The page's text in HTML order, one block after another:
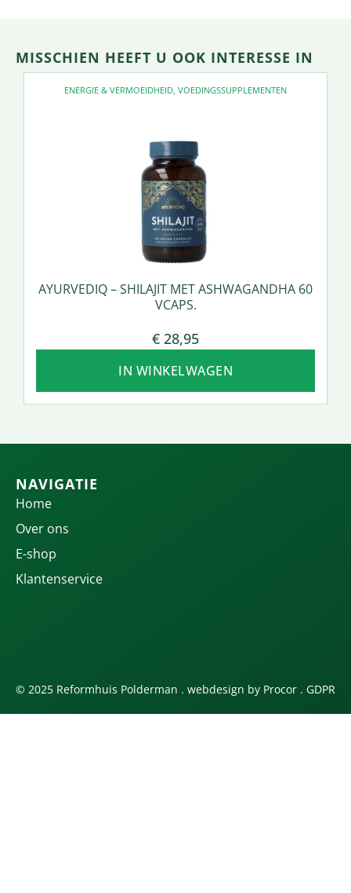
MISSCHIEN HEEFT U OOK INTERESSE IN
ENERGIE & VERMOEIDHEID VOEDINGSSUPPLEMENTEN
AYURVEDIQ – SHILAJIT MET ASHWAGANDHA 60
VCAPS.
€ 28,95
IN WINKELWAGEN
NAVIGATIE
Home
Over ons
E-shop
Klantenservice
© 2025 Reformhuis Polderman . webdesign by Procor . GDPR